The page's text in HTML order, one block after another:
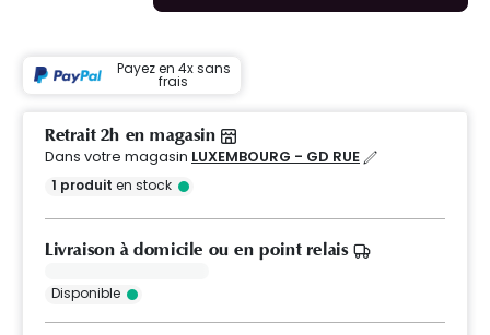
Payez en 4x sans
frais
Retrait 2h en magasin
Dans votre magasin LUXEMBOURG - GD RUE
1 produit en stock
Livraison à domicile ou en point relais
Disponible